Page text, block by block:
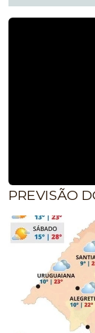
PREVISÃO